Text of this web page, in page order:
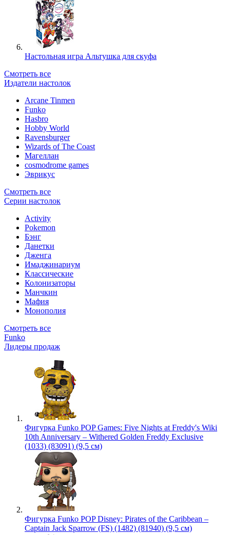
Настольная игра Альтушка для скуфа
Смотреть все
Издатели настолок
Arcane Tinmen
Funko
Hasbro
Hobby World
Ravensburger
Wizards of The Coast
Магеллан
сosmodrome games
Эврикус
Смотреть все
Серии настолок
Activity
Pokemon
Бэнг
Данетки
Дженга
Имаджинариум
Классические
Колонизаторы
Манчкин
Мафия
Монополия
Смотреть все
Funko
Лидеры продаж
Фигурка Funko POP Games: Five Nights at Freddy's Wiki
10th Anniversary – Withered Golden Freddy Exclusive
(1033) (83091) (9,5 см)
Фигурка Funko POP Disney: Pirates of the Caribbean –
Captain Jack Sparrow (FS) (1482) (81940) (9,5 см)